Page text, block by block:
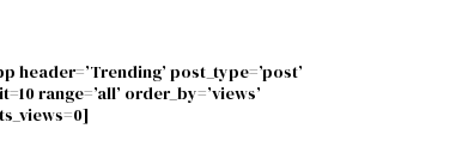
header=’Trending’ post_type=’post’
range=’all’ order_by=’views’